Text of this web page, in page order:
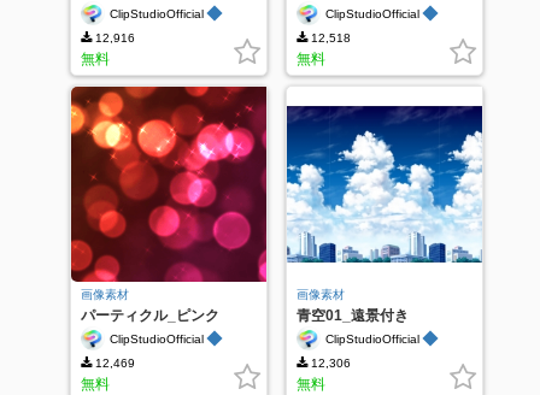
ClipStudioOfficial ◆
12,916
無料
ClipStudioOfficial ◆
12,518
無料
画像素材
パーティクル_ピンク
_PA0158ClipStudioOfficial ◆
12,469
無料
画像素材
青空01_遠景付き
ClipStudioOfficial ◆
12,306
無料